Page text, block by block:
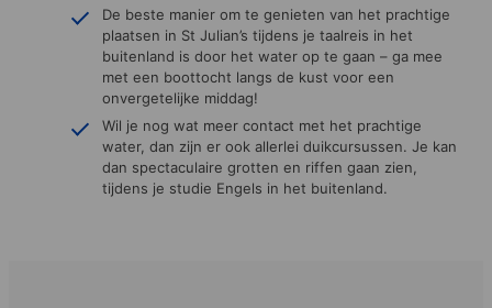
De beste manier om te genieten van het prachtige
plaatsen in St Julian’s tijdens je taalreis in het
buitenland is door het water op te gaan – ga mee
met een boottocht langs de kust voor een
onvergetelijke middag!
Wil je nog wat meer contact met het prachtige
water, dan zijn er ook allerlei duikcursussen. Je kan
dan spectaculaire grotten en riffen gaan zien,
tijdens je studie Engels in het buitenland.